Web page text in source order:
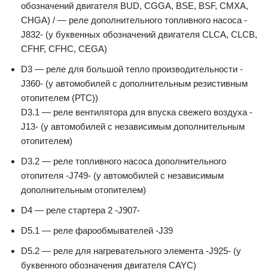
обозначений двигателя BUD, CGGA, BSE, BSF, CMXA,
CHGA) / — реле дополнительного топливного насоса -
J832- (у буквенных обозначений двигателя CLCA, CLCB,
CFHF, CFHC, CEGA)
D3 — реле для большой тепло производительности -
J360- (у автомобилей с дополнительным резистивным
отопителем (РТС))
D3.1 — реле вентилятора для впуска свежего воздуха -
J13- (у автомобилей с независимым дополнительным
отопителем)
D3.2 — реле топливного насоса дополнительного
отопителя -J749- (у автомобилей с независимым
дополнительным отопителем)
D4 — реле стартера 2 -J907-
D5.1 — рeлe фaрooбмывaтeлeй -J39­
D5.2 — реле для нагревательного элемента -J925- (у
буквенного обозначения двигателя CAYC)